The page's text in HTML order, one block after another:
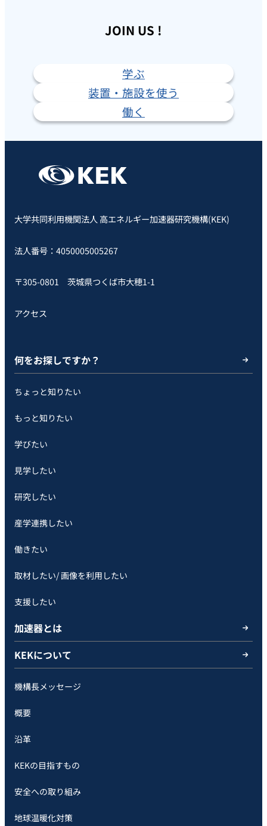
JOIN US !
学ぶ
装置・施設を使う
働く
大学共同利用機関法人 高エネルギー加速器研究機構(KEK)
法人番号：4050005005267
〒305-0801 茨城県つくば市大穂1-1
アクセス
何をお探しですか？
ちょっと知りたい
もっと知りたい
学びたい
見学したい
研究したい
産学連携したい
働きたい
取材したい/ 画像を利用したい
支援したい
加速器とは
KEKについて
機構長メッセージ
概要
沿革
KEKの目指すもの
安全への取り組み
地球温暖化対策